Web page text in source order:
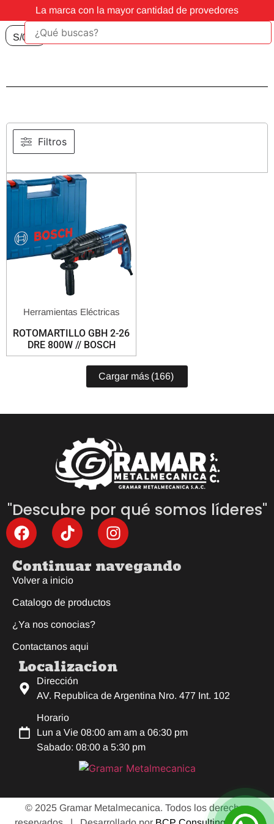
La marca con la mayor cantidad de provedores
S/0.00
Filtros
Herramientas Eléctricas
ROTOMARTILLO GBH 2-26
DRE 800W // BOSCH
Cargar más (166)
"Descubre por qué somos líderes"
Continuar navegando
Volver a inicio
Catalogo de productos
¿Ya nos conocias?
Contactanos aqui
Localizacion
Dirección
AV. Republica de Argentina Nro. 477 Int. 102
Horario
Lun a Vie 08:00 am am a 06:30 pm
Sabado: 08:00 a 5:30 pm
© 2025 Gramar Metalmecanica. Todos los derechos